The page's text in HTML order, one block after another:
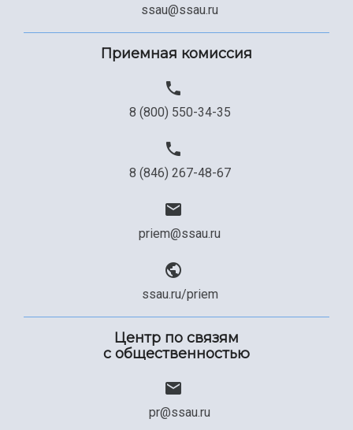
ssau@ssau.ru
Приемная комиссия
8 (800) 550-34-35
8 (846) 267-48-67
priem@ssau.ru
ssau.ru/priem
Центр по связям
с общественностью
pr@ssau.ru